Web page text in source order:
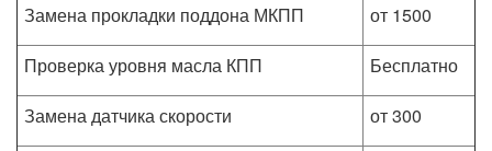
Замена прокладки поддона МКПП
от 1500
Проверка уровня масла КПП
Бесплатно
Замена датчика скорости
от 300